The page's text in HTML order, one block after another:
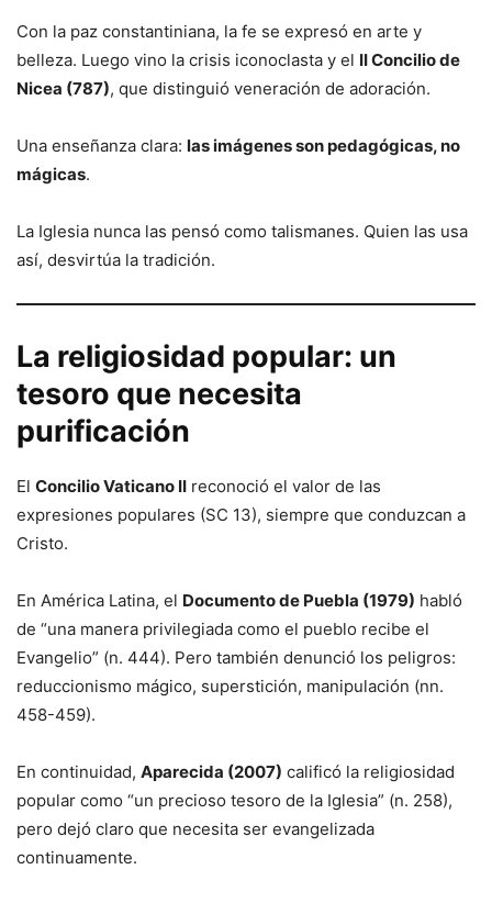
Con la paz constantiniana, la fe se expresó en arte y
belleza. Luego vino la crisis iconoclasta y el II Concilio de
Nicea (787), que distinguió veneración de adoración.
Una enseñanza clara: las imágenes son pedagógicas, no
mágicas.
La Iglesia nunca las pensó como talismanes. Quien las usa
así, desvirtúa la tradición.
La religiosidad popular: un
tesoro que necesita
purificación
El Concilio Vaticano II reconoció el valor de las
expresiones populares (SC 13), siempre que conduzcan a
Cristo.
En América Latina, el Documento de Puebla (1979) habló
de “una manera privilegiada como el pueblo recibe el
Evangelio” (n. 444). Pero también denunció los peligros:
reduccionismo mágico, superstición, manipulación (nn.
458-459).
En continuidad, Aparecida (2007) calificó la religiosidad
popular como “un precioso tesoro de la Iglesia” (n. 258),
pero dejó claro que necesita ser evangelizada
continuamente.